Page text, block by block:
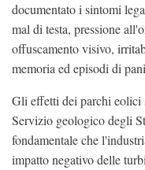
documentato i sintomi
mal di testa, pressione
offuscamento visivo,
memoria ed episodi di
Gli effetti dei parchi eolici
Servizio geologico degli
fondamentale che
impatto negativo delle